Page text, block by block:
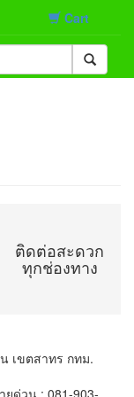
Cart
ติดต่อสะดวก
ทุกช่องทาง
เขตสาทร กทม.
ยด่วน : 081-903-